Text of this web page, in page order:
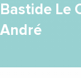
Bastide Le
André